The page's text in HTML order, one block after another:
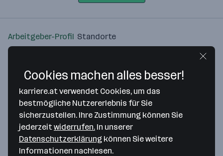
Arbeitgeber-Profil Standorte
Bitte stimme unseren Cookie-
Richtlinien zu, um diese Karte
anzuzeigen.
Cookies machen alles besser!
karriere.at verwendet Cookies, um das
bestmögliche Nutzererlebnis für Sie
sicherzustellen. Ihre Zustimmung können Sie
jederzeitwiderrufen. In unserer
Datenschutzerklärung können Sie weitere
Informationen nachlesen.